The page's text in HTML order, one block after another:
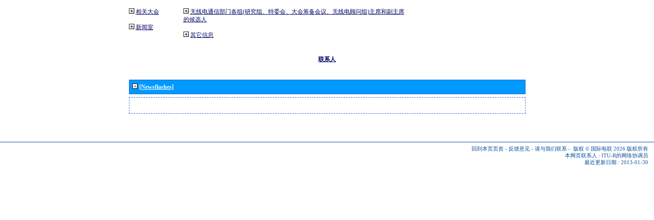
相关大会
新闻室
无线电通信部门各组(研究组、特委会、大会筹备会议、无线电顾问组)主席和副主席
的候选人
其它信息
联系人
[Newsflashes]
回到本页页首 - 反馈意见 - 请与我们联系 - 版权 © 国际电联 2026 版权所有
本网页联系人 : ITU-R的网络协调员
最近更新日期 : 2013-01-30